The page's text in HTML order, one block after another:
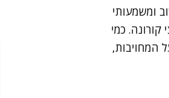
ומשמעותי
קורונה. כמי
המחויבות,